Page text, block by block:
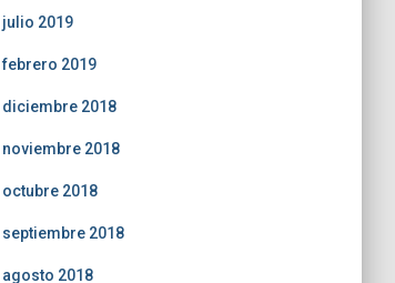
julio 2019
febrero 2019
diciembre 2018
noviembre 2018
octubre 2018
septiembre 2018
agosto 2018